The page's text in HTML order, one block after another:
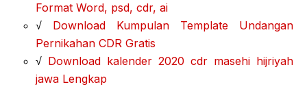
Format Word, psd, cdr, ai
√ Download Kumpulan Template Undangan
Pernikahan CDR Gratis
√ Download kalender 2020 cdr masehi hijriyah
jawa Lengkap